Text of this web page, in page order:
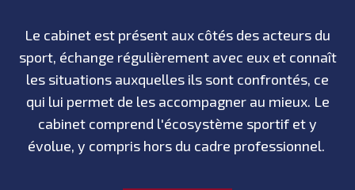
Le cabinet est présent aux côtés des acteurs du
sport, échange régulièrement avec eux et connaît
les situations auxquelles ils sont confrontés, ce
qui lui permet de les accompagner au mieux. Le
cabinet comprend l'écosystème sportif et y
évolue, y compris hors du cadre professionnel.